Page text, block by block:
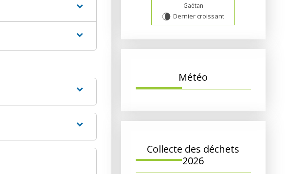
Gaétan
V Dernier croissant
Météo
Collecte des déchets
2026